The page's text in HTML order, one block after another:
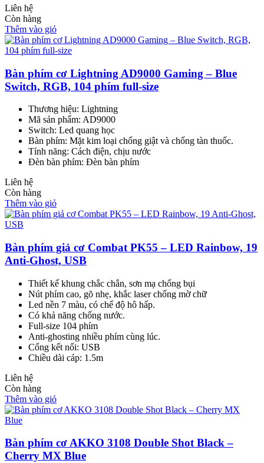
Liên hệ
Còn hàng
Thêm vào giỏ
Bàn phím cơ Lightning AD9000 Gaming – Blue
Switch, RGB, 104 phím full-size
Thương hiệu: Lightning
Mã sản phẩm: AD9000
Switch: Led quang học
Bàn phím: Mặt kim loại chống giật và chống tàn thuốc.
Tính năng: Cách điện, chịu nước
Đèn bàn phím: Đèn bàn phím
Liên hệ
Còn hàng
Thêm vào giỏ
Bàn phím giả cơ Combat PK55 – LED Rainbow, 19
Anti-Ghost, USB
Thiết kế khung chắc chắn, sơn mạ chống bụi
Nút phím cao, gõ nhẹ, khắc laser chống mờ chữ
Led nền 7 màu, có chế độ hô hấp.
Có khả năng chống nước.
Full-size 104 phím
Anti-ghosting nhiều phím cùng lúc.
Cổng kết nối: USB
Chiều dài cáp: 1.5m
Liên hệ
Còn hàng
Thêm vào giỏ
Bàn phím cơ AKKO 3108 Double Shot Black –
Cherry MX Blue